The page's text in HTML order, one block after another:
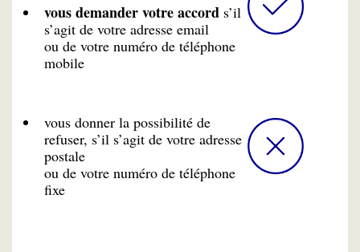
vous demander votre accord s’il
s’agit de votre adresse email
ou de votre numéro de téléphone
mobile
vous donner la possibilité de
refuser, s’il s’agit de votre adresse
postale
ou de votre numéro de téléphone
fixe